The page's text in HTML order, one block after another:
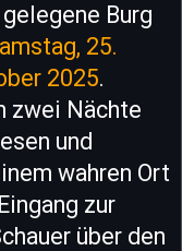
Burg
25.
2025.
zwei Nächte
und
wahren Ort
zur
über den